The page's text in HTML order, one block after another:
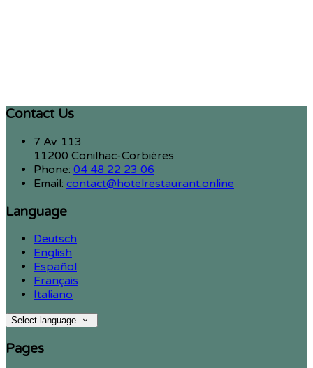
Contact Us
7 Av. 113
11200 Conilhac-Corbières
Phone: 04 48 22 23 06
Email: contact@hotelrestaurant.online
Language
Deutsch
English
Español
Français
Italiano
Select language
Pages